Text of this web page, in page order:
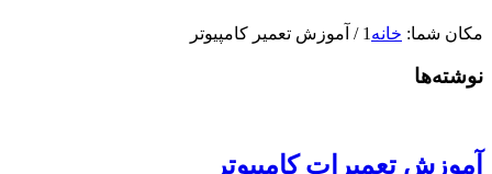
مکان شما: خانه 1
/ آموزش تعمیر کامپیوتر
نوشته‌ها
آموزش تعمیرات کامپیوتر